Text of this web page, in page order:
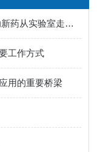
药物临床前CRO是什么？它如何帮助新药从实验室走向人体试验？
工作方式
用的重要桥梁